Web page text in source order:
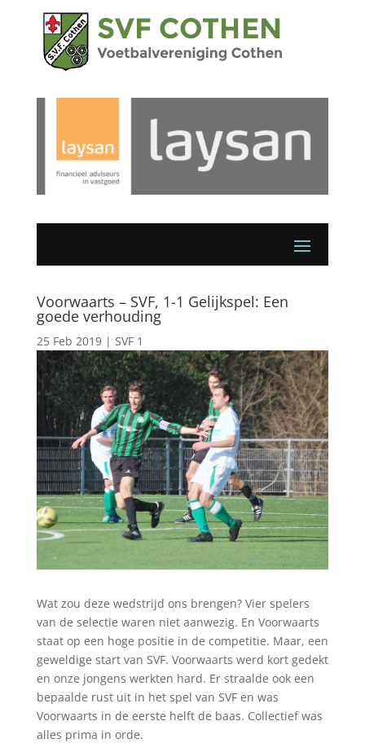
Voorwaarts – SVF, 1-1 Gelijkspel: Een
goede verhouding
25 Feb 2019| SVF 1
Wat zou deze wedstrijd ons brengen? Vier spelers
van de selectie waren niet aanwezig. En Voorwaarts
staat op een hoge positie in de competitie. Maar, een
geweldige start van SVF. Voorwaarts werd kort gedekt
en onze jongens werkten hard. Er straalde ook een
bepaalde rust uit in het spel van SVF en was
Voorwaarts in de eerste helft de baas. Collectief was
alles prima in orde.